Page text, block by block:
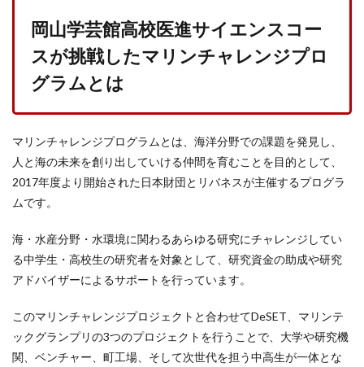
岡山学芸館高校医進サイエンスコー
スが挑戦したマリンチャレンジプロ
グラムとは
マリンチャレンジプログラムとは、海洋分野での課題を発見し、
人と海の未来を創り出していける仲間を育むことを目的として、
2017年度より開始された日本財団とリバネスが主催するプログラ
ムです。
海・水産分野・水環境に関わるあらゆる研究にチャレンジしてい
る中学生・高校生の研究者を対象として、研究資金の助成や研究
アドバイザーによるサポートを行っています。
このマリンチャレンジプロジェクトと合わせてDeSET、マリンテ
ックグランプリの3つのプロジェクトを行うことで、大学や研究機
関、ベンチャー、町工場、そして次世代を担う中高生が一体とな